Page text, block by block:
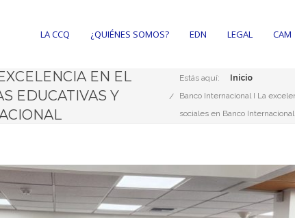
LA CCQ ¿QUIÉNES SOMOS? EDN LEGAL CAM
EN EL
EDUCATIVAS Y
Estás aquí:
Inicio
Banco Internacional I La
sociales en Banco Internacional